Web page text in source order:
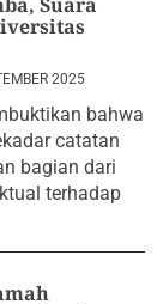
2025
bahwa
catatan
bagian dari
terhadap